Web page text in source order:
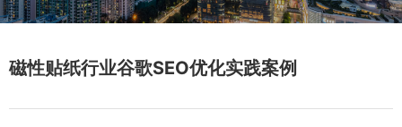
磁性贴纸行业谷歌SEO优化实践案例